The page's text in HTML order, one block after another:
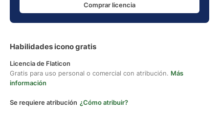
Comprar licencia
Habilidades icono gratis
Licencia de Flaticon
Gratis para uso personal o comercial con atribución. Más
información
Se requiere atribución ¿Cómo atribuir?